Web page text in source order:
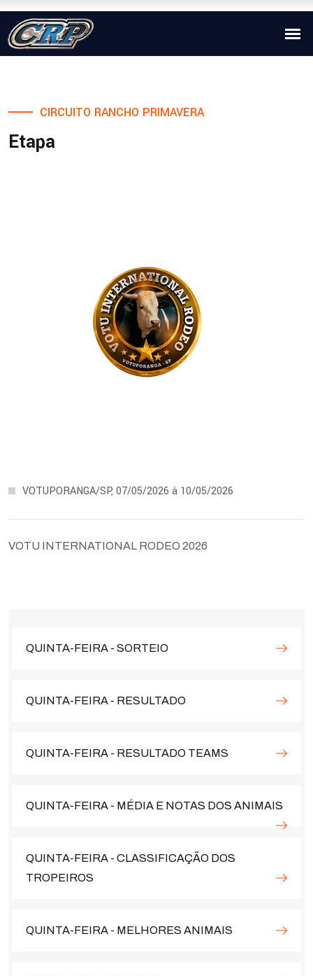
CIRCUITO RANCHO PRIMAVERA
Etapa
VOTUPORANGA/SP, 07/05/2026 à 10/05/2026
VOTU INTERNATIONAL RODEO 2026
QUINTA-FEIRA - SORTEIO
QUINTA-FEIRA - RESULTADO
QUINTA-FEIRA - RESULTADO TEAMS
QUINTA-FEIRA - MÉDIA E NOTAS DOS ANIMAIS
QUINTA-FEIRA - CLASSIFICAÇÃO DOS
TROPEIROS
QUINTA-FEIRA - MELHORES ANIMAIS